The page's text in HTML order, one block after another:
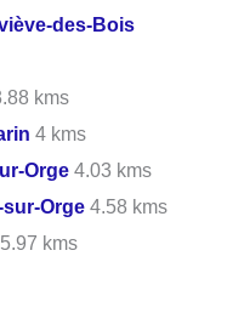
des-Bois
kms
4 kms
Orge 4.03 kms
Orge 4.58 kms
5.97 kms